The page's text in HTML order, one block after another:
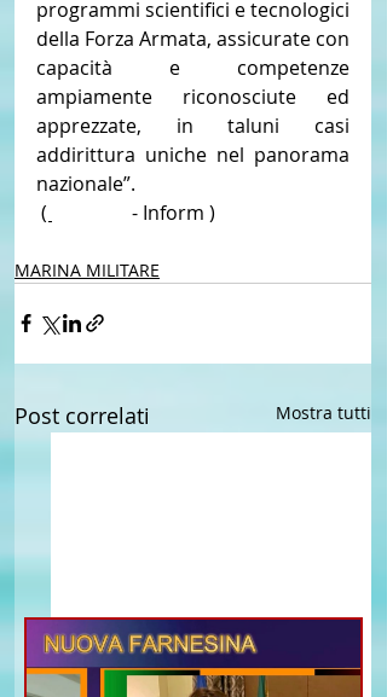
programmi scientifici e tecnologici
della Forza Armata, assicurate con
capacità e competenze
ampiamente riconosciute ed
apprezzate, in taluni casi
addirittura uniche nel panorama
nazionale”.
(
- Inform )
MARINA MILITARE
Post correlati Mostra tutti